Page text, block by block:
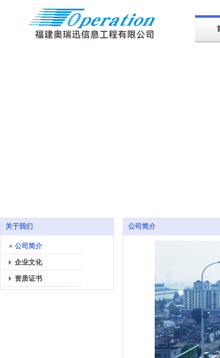
关于我们
公司简介
企业文化
资质证书
公司简介